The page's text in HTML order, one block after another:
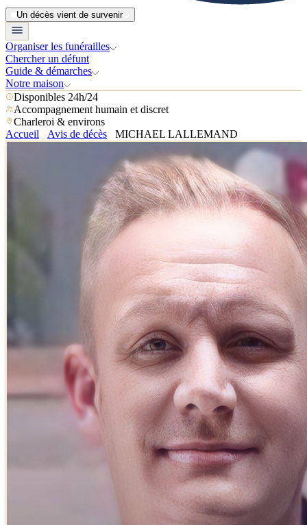
Un décès vient de survenir
Organiser les funérailles
Chercher un défunt
Guide & démarches
Notre maison
Disponibles 24h/24
Accompagnement humain et discret
Charleroi & environs
Accueil
Avis de décès MICHAEL LALLEMAND